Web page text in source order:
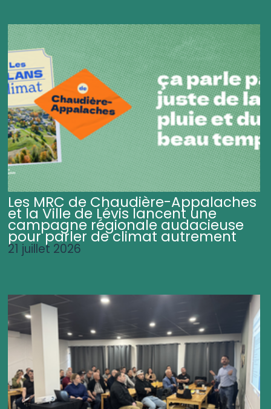
Les MRC de Chaudière-Appalaches
et la Ville de Lévis lancent une
campagne régionale audacieuse
pour parler de climat autrement
21 juillet 2026